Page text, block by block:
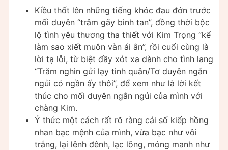
Kiều thốt lên những tiếng khóc đau đớn trước
mối duyên “trâm gãy bình tan”, đồng thời bộc
lộ tình yêu thương tha thiết với Kim Trọng “kể
làm sao xiết muôn vàn ái ân”, rồi cuối cùng là
lời tạ lỗi, từ biệt đầy xót xa dành cho tình lang
“Trăm nghìn gửi lạy tình quân/Tơ duyên ngắn
ngủi có ngần ấy thôi”, để xem như là lời kết
thúc cho mối duyên ngắn ngủi của mình với
chàng Kim.
Ý thức một cách rất rõ ràng cái số kiếp hồng
nhan bạc mệnh của mình, vừa bạc như vôi
trắng, lại lênh đênh, lạc lõng, mỏng manh như